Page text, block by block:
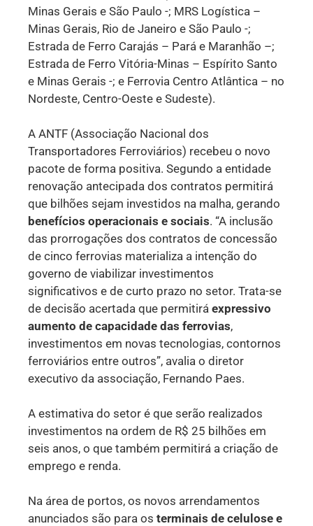
Minas Gerais e São Paulo -; MRS Logística –
Minas Gerais, Rio de Janeiro e São Paulo -;
Estrada de Ferro Carajás – Pará e Maranhão –;
Estrada de Ferro Vitória-Minas – Espírito Santo
e Minas Gerais -; e Ferrovia Centro Atlântica – no
Nordeste, Centro-Oeste e Sudeste).
A ANTF (Associação Nacional dos
Transportadores Ferroviários) recebeu o novo
pacote de forma positiva. Segundo a entidade
renovação antecipada dos contratos permitirá
que bilhões sejam investidos na malha, gerando
benefícios operacionais e sociais. “A inclusão
das prorrogações dos contratos de concessão
de cinco ferrovias materializa a intenção do
governo de viabilizar investimentos
significativos e de curto prazo no setor. Trata-se
de decisão acertada que permitirá expressivo
aumento de capacidade das ferrovias,
investimentos em novas tecnologias, contornos
ferroviários entre outros”, avalia o diretor
executivo da associação, Fernando Paes.
A estimativa do setor é que serão realizados
investimentos na ordem de R$ 25 bilhões em
seis anos, o que também permitirá a criação de
emprego e renda.
Na área de portos, os novos arrendamentos
anunciados são para os terminais de celulose e